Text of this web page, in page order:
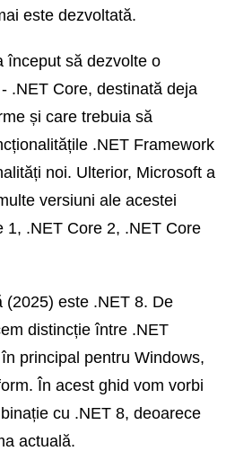
este dezvoltată.
început să dezvolte o
.NET Core, destinată deja
și care trebuia să
.NET Framework
noi. Ulterior, Microsoft a
versiuni ale acestei
1, .NET Core 2, .NET Core
(2025) este .NET 8. De
distincție între .NET
principal pentru Windows,
În acest ghid vom vorbi
cu .NET 8, deoarece
actuală.